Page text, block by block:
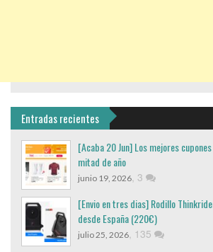
Entradas recientes
[Acaba 20 Jun] Los mejores
mitad de año
junio 19, 2026, 3
[Envio en tres dias] Rodillo
desde España (220€)
julio 25, 2026, 135